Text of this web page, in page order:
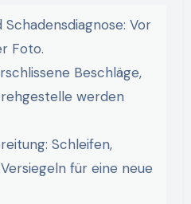
Vor
Foto.
Beschläge,
werden
Schleifen,
für eine neue